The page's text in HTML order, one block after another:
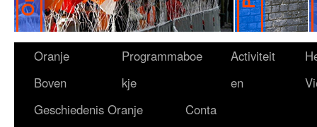
Oranje
Boven
Programmaboe
kje
Activiteit
en
Geschiedenis Oranje
Conta